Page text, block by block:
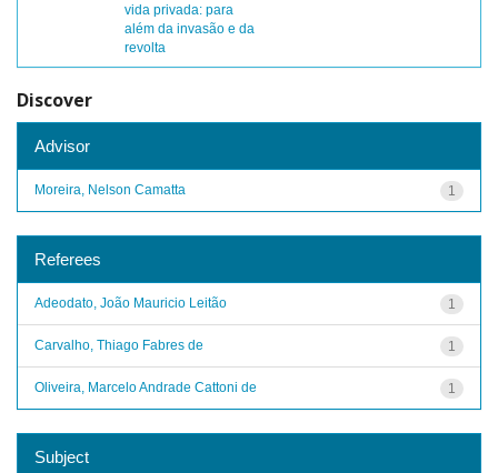
vida privada: para
além da invasão e da
revolta
Discover
Advisor
1
Moreira, Nelson Camatta
Referees
1
Adeodato, João Mauricio Leitão
1
Carvalho, Thiago Fabres de
1
Oliveira, Marcelo Andrade Cattoni de
Subject